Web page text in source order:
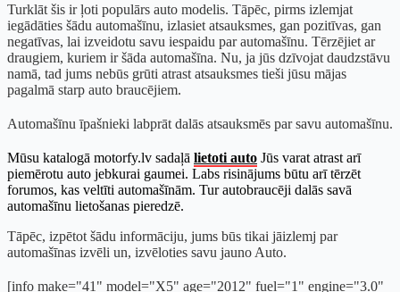
Turklāt šis ir ļoti populārs auto modelis. Tāpēc, pirms izlemjat
iegādāties šādu automašīnu, izlasiet atsauksmes, gan pozitīvas, gan
negatīvas, lai izveidotu savu iespaidu par automašīnu. Tērzējiet ar
draugiem, kuriem ir šāda automašīna. Nu, ja jūs dzīvojat daudzstāvu
namā, tad jums nebūs grūti atrast atsauksmes tieši jūsu mājas
pagalmā starp auto braucējiem.
Automašīnu īpašnieki labprāt dalās atsauksmēs par savu automašīnu.
Mūsu katalogā motorfy.lv sadaļā lietoti auto Jūs varat atrast arī
piemērotu auto jebkurai gaumei. Labs risinājums būtu arī tērzēt
forumos, kas veltīti automašīnām. Tur autobraucēji dalās savā
automašīnu lietošanas pieredzē.
Tāpēc, izpētot šādu informāciju, jums būs tikai jāizlemj par
automašīnas izvēli un, izvēloties savu jauno Auto.
[info make="41" model="X5" age="2012" fuel="1" engine="3.0"